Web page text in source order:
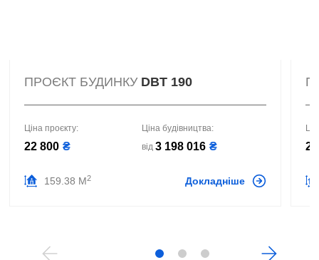
ПРОЄКТ БУДИНКУ DBT 190
Ціна проєкту:
22 800 ₴
Ціна будівництва:
від 3 198 016 ₴
159.38 М2 Докладніше